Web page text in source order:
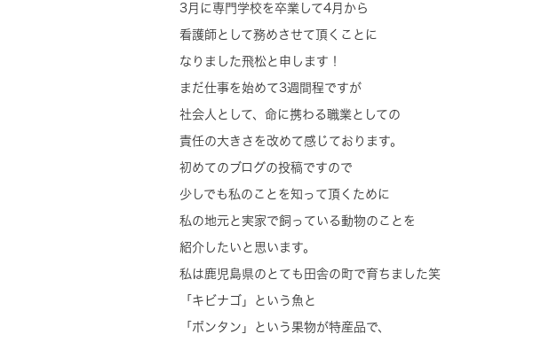
3月に専門学校を卒業して4月から
看護師として務めさせて頂くことに
なりました飛松と申します！
まだ仕事を始めて3週間程ですが
社会人として、命に携わる職業としての
責任の大きさを改めて感じております。
初めてのブログの投稿ですので
少しでも私のことを知って頂くために
私の地元と実家で飼っている動物のことを
紹介したいと思います。
私は鹿児島県のとても田舎の町で育ちました笑
「キビナゴ」という魚と
「ボンタン」という果物が特産品で、